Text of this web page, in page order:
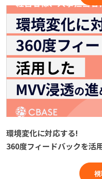
環境変化に対応する!
360度フィードバックを活